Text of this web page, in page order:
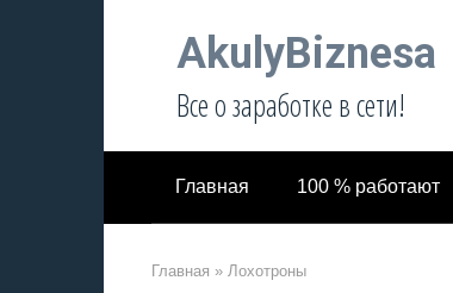
AkulyBiznesa
Все о заработке в сети!
Главная 100 % работают
Главная » Лохотроны